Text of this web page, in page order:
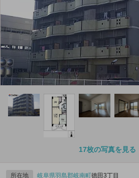
17枚の写真を見る
所在地 岐阜県羽島郡岐南町徳田3丁目